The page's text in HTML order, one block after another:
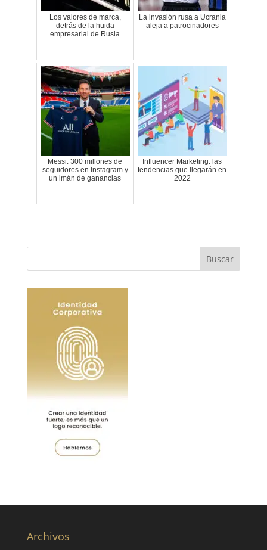
Los valores de marca,
detrás de la huida
empresarial de Rusia
La invasión rusa a Ucrania
aleja a patrocinadores
Messi: 300 millones de
seguidores en Instagram y
un imán de ganancias
Influencer Marketing: las
tendencias que llegarán en
2022
Archivos